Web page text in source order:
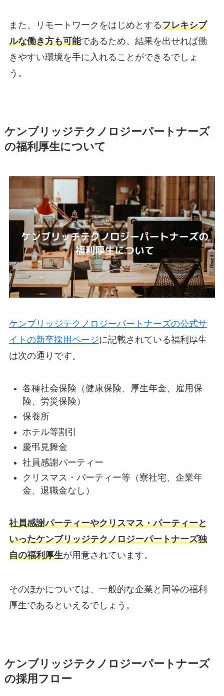
また、リモートワークをはじめとするフレキシブ
ルな働き方も可能であるため、結果を出せれば働
きやすい環境を手に入れることができるでしょ
う。
ケンブリッジテクノロジーパートナーズ
の福利厚生について
ケンブリッジテクノロジーパートナーズの公式サ
イトの新卒採用ページに記載されている福利厚生
は次の通りです。
各種社会保険（健康保険、厚生年金、雇用保
険、労災保険）
保養所
ホテル等割引
慶弔見舞金
社員感謝パーティー
クリスマス・パーティー等（寮社宅、企業年
金、退職金なし）
社員感謝パーティーやクリスマス・パーティーと
いったケンブリッジテクノロジーパートナーズ独
自の福利厚生が用意されています。
そのほかについては、一般的な企業と同等の福利
厚生であるといえるでしょう。
ケンブリッジテクノロジーパートナーズ
の採用フロー